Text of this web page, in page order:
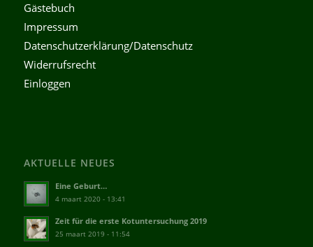
Gästebuch
Impressum
Datenschutzerklärung/Datenschutz
Widerrufsrecht
Einloggen
AKTUELLE NEUES
Eine Geburt…
4 maart 2020 - 13:41
Zeit für die erste Kotuntersuchung 2019
25 maart 2019 - 11:54